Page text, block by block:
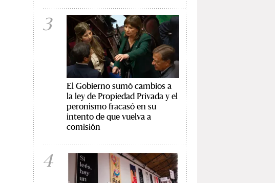
3
El Gobierno sumó cambios a
la ley de Propiedad Privada y el
peronismo fracasó en su
intento de que vuelva a
comisión
4